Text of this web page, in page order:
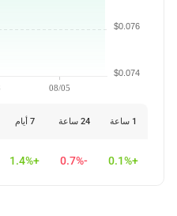
08/05
$0.074
$0.076
1 ساعة 24 ساعة 7 أيام
+0.1%
-0.7%
+1.4%